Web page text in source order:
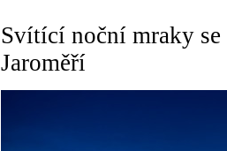
Svítící noční mraky
Jaroměří